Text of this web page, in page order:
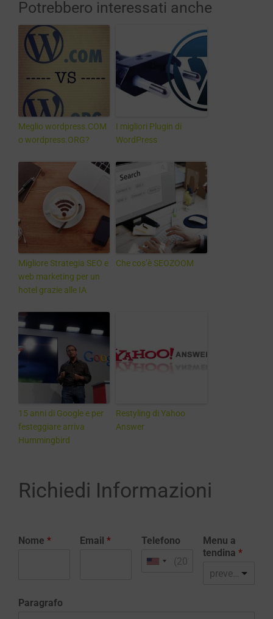
Potrebbero interessati anche
Meglio wordpress.COM
o wordpress.ORG?
I migliori Plugin di
WordPress
Migliore Strategia SEO e
web marketing per un
hotel grazie alle IA
Che cos’è SEOZOOM
15 anni di Google e per
festeggiare arriva
Hummingbird
Restyling di Yahoo
Answer
Richiedi Informazioni
Nome * Email * Telefono
Menu a
tendina *
preventivo realizzazione sito web
Paragrafo